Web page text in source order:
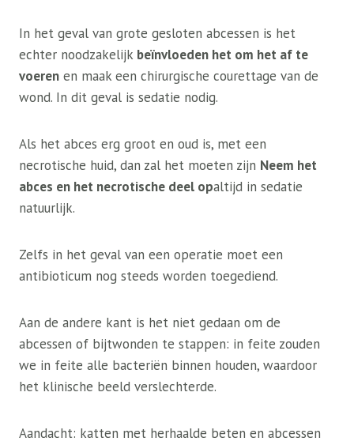
In het geval van grote gesloten abcessen is het
echter noodzakelijk beïnvloeden het om het af te
voeren en maak een chirurgische courettage van de
wond. In dit geval is sedatie nodig.
Als het abces erg groot en oud is, met een
necrotische huid, dan zal het moeten zijn Neem het
abces en het necrotische deel opaltijd in sedatie
natuurlijk.
Zelfs in het geval van een operatie moet een
antibioticum nog steeds worden toegediend.
Aan de andere kant is het niet gedaan om de
abcessen of bijtwonden te stappen: in feite zouden
we in feite alle bacteriën binnen houden, waardoor
het klinische beeld verslechterde.
Aandacht: katten met herhaalde beten en abcessen